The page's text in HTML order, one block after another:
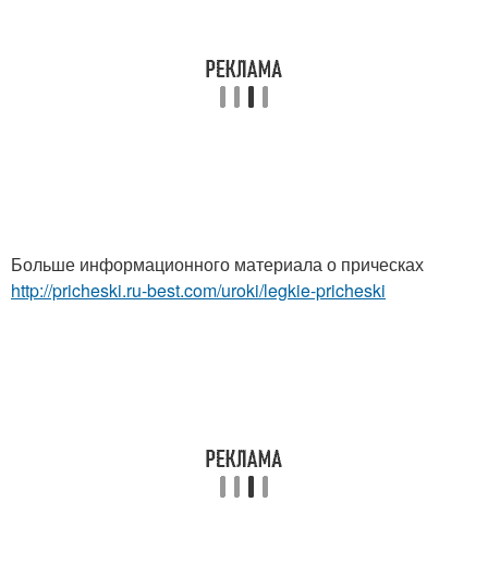
Больше информационного материала о прическах
http://pricheski.ru-best.com/uroki/legkie-pricheski